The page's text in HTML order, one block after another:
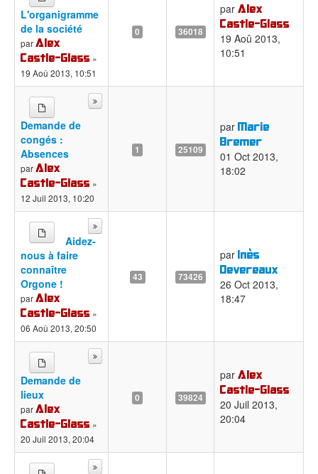
L'organigramme
de la société
parAlex
Castle-Glass »
19 Aoû 2013, 10:51
0 36018
par Alex
Castle-Glass
19 Aoû 2013,
10:51
Demande de
congés :
Absences
parAlex
Castle-Glass »
12 Juil 2013, 10:20
1 25109
par Marie
Bremer
01 Oct 2013,
18:02
Aidez-
nous à faire
connaître
Orgone !
parAlex
Castle-Glass »
06 Aoû 2013, 20:50
43 73426
par Inès
Devereaux
26 Oct 2013,
18:47
Demande de
lieux
parAlex
Castle-Glass »
20 Juil 2013, 20:04
0 39824
par Alex
Castle-Glass
20 Juil 2013,
20:04